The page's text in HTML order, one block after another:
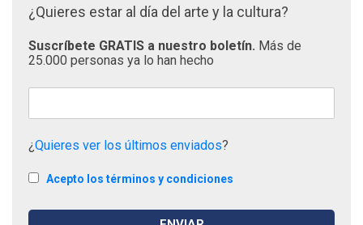
¿Quieres estar al día del arte y la cultura?
Suscríbete GRATIS a nuestro boletín. Más de
25.000 personas ya lo han hecho
¿Quieres ver los últimos enviados?
Acepto los términos y condiciones